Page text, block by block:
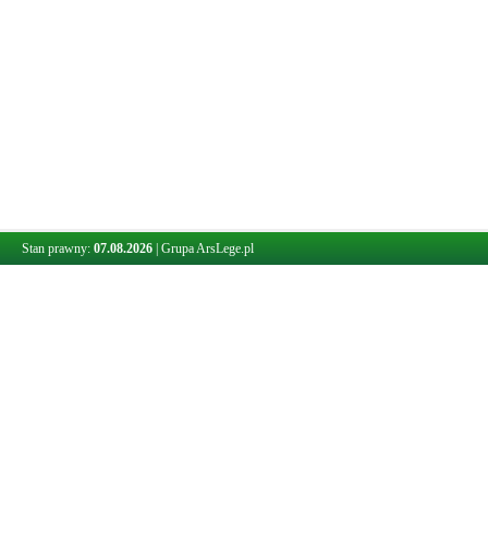
Stan prawny: 07.08.2026 Grupa ArsLege.pl